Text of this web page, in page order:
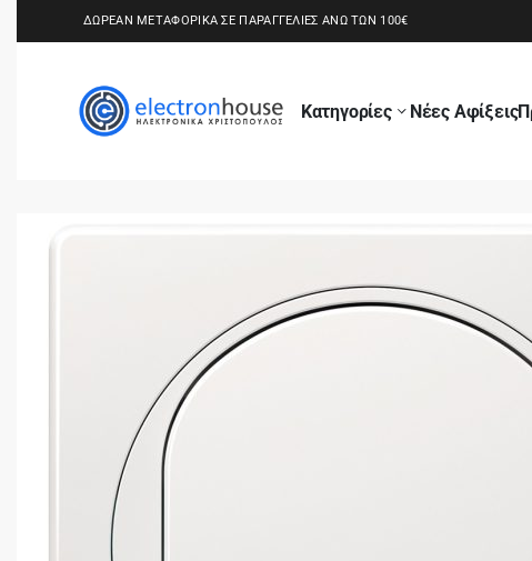
ΔΩΡΕΑΝ ΜΕΤΑΦΟΡΙΚΑ ΣΕ ΠΑΡΑΓΓΕΛΙΕΣ ΑΝΩ ΤΩΝ 100€
Κατηγορίες Νέες Αφίξεις